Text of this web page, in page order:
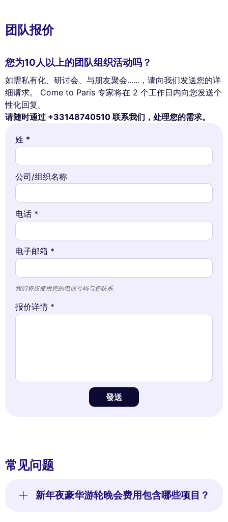
团队报价
您为10人以上的团队组织活动吗？
如需私有化、研讨会、与朋友聚会......，请向我们发送您的详
细请求。 Come to Paris 专家将在 2 个工作日内向您发送个
性化回复。
请随时通过 +33148740510 联系我们，处理您的需求。
姓 *
公司/组织名称
电话 *
电子邮箱 *
我们将仅使用您的电话号码与您联系.
报价详情 *
發送
常见问题
新年夜豪华游轮晚会费用包含哪些项目？